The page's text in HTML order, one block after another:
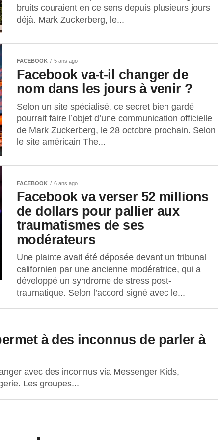
bruits couraient en ce sens depuis plusieurs jours
déjà. Mark Zuckerberg, le...
FACEBOOK 5 ans ago
Facebook va-t-il changer de
nom dans les jours à venir ?
Selon un site spécialisé, ce secret bien gardé
pourrait faire l’objet d’une communication officielle
de Mark Zuckerberg, le 28 octobre prochain. Selon
le site américain The...
FACEBOOK 6 ans ago
Facebook va verser 52 millions
de dollars pour pallier aux
traumatismes de ses
modérateurs
Une plainte avait été déposée devant un tribunal
californien par une ancienne modératrice, qui a
développé un syndrome de stress post-
traumatique. Selon l’accord signé avec le...
à des inconnus de parler à
avec des inconnus via Messenger Kids,
Les groupes...